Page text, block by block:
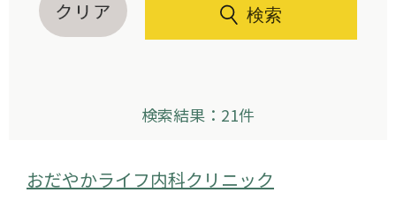
検索
検索結果：21件
おだやかライフ内科クリニック